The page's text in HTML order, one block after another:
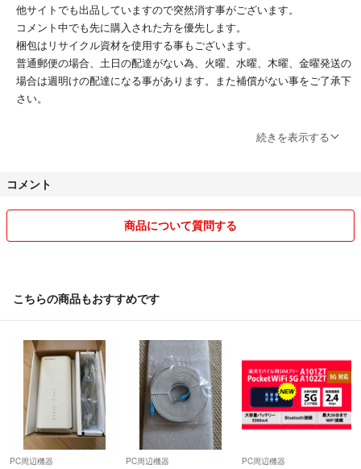
他サイトでも出品していますので突然消す事がございます。
コメント中でも先に購入された方を優先します。
梱包はリサイクル資材を使用する事もございます。
普通郵便の場合、土日の配達がない為、火曜、水曜、木曜、金曜発送の
場合は週明けの配達になる事があります。また補償がない事をご了承下
さい。
続きを表示する
コメント
商品について質問する
こちらの商品もおすすめです
PC周辺機器 PC周辺機器 PC周辺機器